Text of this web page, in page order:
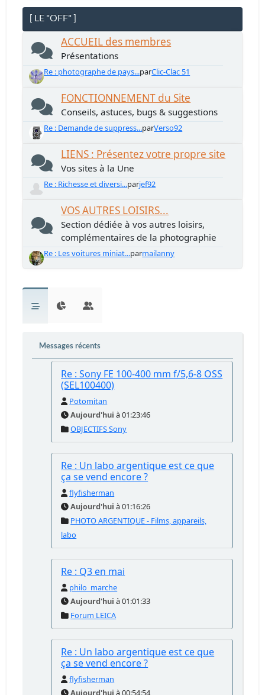
[ LE "OFF" ]
ACCUEIL des membres
Présentations
Re : photographe de pays...parClic-Clac 51
FONCTIONNEMENT du Site
Conseils, astuces, bugs & suggestions
Re : Demande de suppress...parVerso92
LIENS : Présentez votre propre site
Vos sites à la Une
Re : Richesse et diversi...parjef92
VOS AUTRES LOISIRS...
Section dédiée à vos autres loisirs,
complémentaires de la photographie
Re : Les voitures miniat...parmailanny
Messages récents
Re : Sony FE 100-400 mm f/5,6-8 OSS
(SEL100400)
Potomitan
Aujourd'hui à 01:23:46
OBJECTIFS Sony
Re : Un labo argentique est ce que
ça se vend encore ?
flyfisherman
Aujourd'hui à 01:16:26
PHOTO ARGENTIQUE - Films, appareils,
labo
Re : Q3 en mai
philo_marche
Aujourd'hui à 01:01:33
Forum LEICA
Re : Un labo argentique est ce que
ça se vend encore ?
flyfisherman
Aujourd'hui à 00:54:54